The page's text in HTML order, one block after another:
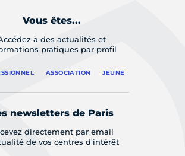
Vous êtes...
à des actualités et
pratiques par profil
ASSOCIATION JEUNE
newsletters de Paris
directement par email
de vos centres d'intérêt